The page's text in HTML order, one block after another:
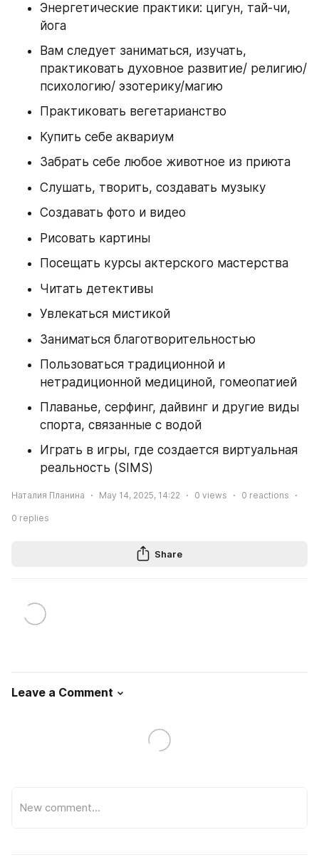
Энергетические практики: цигун, тай-чи,
йога
Вам следует заниматься, изучать,
практиковать духовное развитие/ религию/
психологию/ эзотерику/магию
Практиковать вегетарианство
Купить себе аквариум
Забрать себе любое животное из приюта
Слушать, творить, создавать музыку
Создавать фото и видео
Рисовать картины
Посещать курсы актерского мастерства
Читать детективы
Увлекаться мистикой
Заниматься благотворительностью
Пользоваться традиционной и
нетрадиционной медициной, гомеопатией
Плаванье, серфинг, дайвинг и другие виды
спорта, связанные с водой
Играть в игры, где создается виртуальная
реальность (SIMS)
Наталия Планина May 14, 2025, 14:22 0 views 0 reactions
0 replies
Share
Leave a Comment